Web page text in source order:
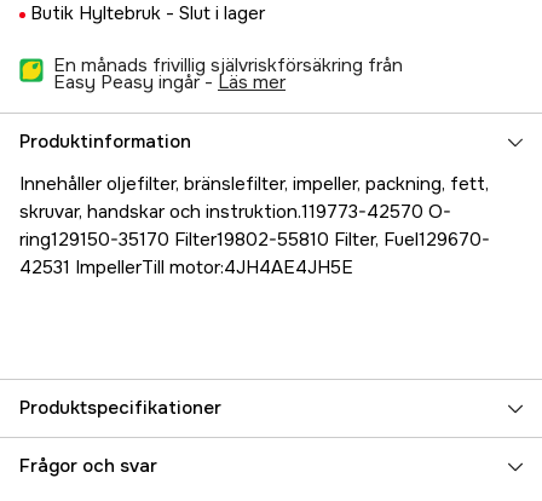
Butik Hyltebruk - Slut i lager
En månads frivillig självriskförsäkring från
Easy Peasy ingår - läs mer
Produktinformation
Innehåller oljefilter, bränslefilter, impeller, packning, fett,
skruvar, handskar och instruktion.119773-42570 O-
ring129150-35170 Filter19802-55810 Filter, Fuel129670-
42531 ImpellerTill motor:4JH4AE4JH5E
Produktspecifikationer
Referensnummer 5000025940
Frågor och svar